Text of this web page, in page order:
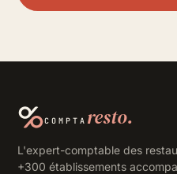
COMPTA resto.
L'expert-comptable des
+300 établissements